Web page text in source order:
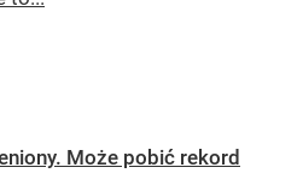
Może pobić rekord